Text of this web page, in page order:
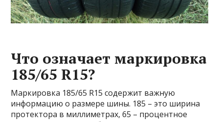
Что означает маркировка
185/65 R15?
Маркировка 185/65 R15 содержит важную
информацию о размере шины. 185 – это ширина
протектора в миллиметрах, 65 – процентное